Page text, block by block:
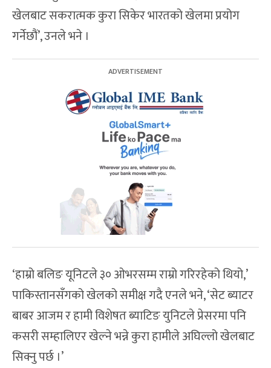
खेलबाट सकरात्मक कुरा सिकेर भारतको खेलमा प्रयोग
गर्नेछौं’, उनले भने ।
‘हाम्रो बलिङ यूनिटले ३० ओभरसम्म राम्रो गरिरहेको थियो,’
पाकिस्तानसँगको खेलको समीक्ष गदै एनले भने, ‘सेट ब्याटर
बाबर आजम र हामी विशेषत ब्याटिङ युनिटले प्रेसरमा पनि
कसरी सम्हालिएर खेल्ने भन्ने कुरा हामीले अघिल्लो खेलबाट
सिक्नु पर्छ ।’